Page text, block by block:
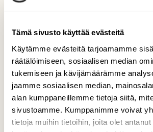
Tämä sivusto käyttää evästeitä
Käytämme evästeitä tarjoamamme
räätälöimiseen, sosiaalisen median
tukemiseen ja kävijämäärämme
jaamme sosiaalisen median,
alan kumppaneillemme tietoja siitä,
sivustoamme. Kumppanimme voivat
tietoja muihin tietoihin, joita olet